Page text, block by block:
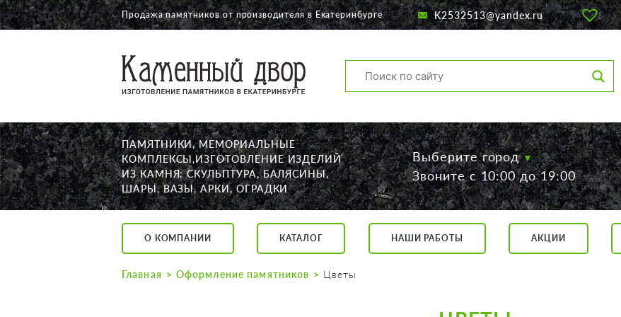
О КОМПАНИИ
КАТАЛОГ
НАШИ РАБОТЫ
АКЦИИ
ДОСТАВКА
КОНТАКТЫ
K2532513@yandex.ru
Екатеринбург, Щорса, 56
Суббота с 11:00 до 17:00
Продажа памятников от производителя в Екатеринбурге K2532513@yandex.ru
ПАМЯТНИКИ, МЕМОРИАЛЬНЫЕ
КОМПЛЕКСЫ,ИЗГОТОВЛЕНИЕ ИЗДЕЛИЙ
ИЗ КАМНЯ: СКУЛЬПТУРА, БАЛЯСИНЫ,
ШАРЫ, ВАЗЫ, АРКИ, ОГРАДКИ
Выберите город
Звоните с 10:00 до 19:00
О КОМПАНИИ КАТАЛОГ НАШИ РАБОТЫ АКЦИИ
Главная Оформление памятников Цветы